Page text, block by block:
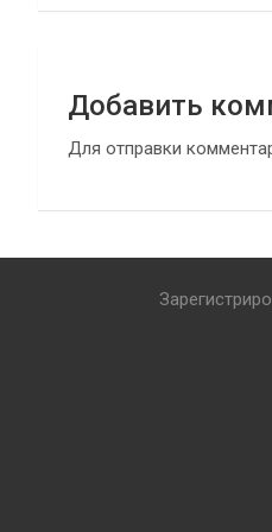
записям
Добавить
Для отправки